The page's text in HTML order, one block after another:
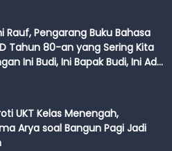
Rauf, Pengarang Buku Bahasa
Tahun 80-an yang Sering Kita
Ini Budi, Ini Bapak Budi, Ini Adik
UKT Kelas Menengah,
Arya soal Bangun Pagi Jadi